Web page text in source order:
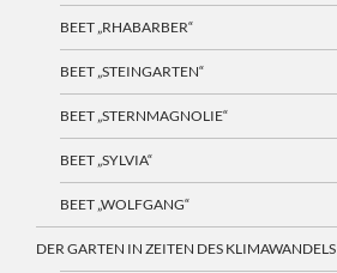
BEET „RHABARBER“
BEET „STEINGARTEN“
BEET „STERNMAGNOLIE“
BEET „SYLVIA“
BEET „WOLFGANG“
DER GARTEN IN ZEITEN DES KLIMAWANDELS